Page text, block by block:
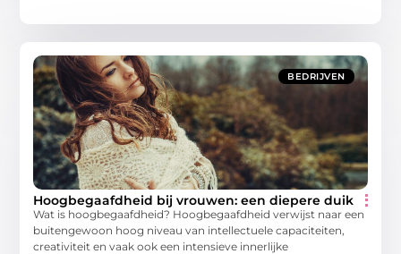
BEDRIJVEN
Hoogbegaafdheid bij vrouwen: een diepere duik
Wat is hoogbegaafdheid? Hoogbegaafdheid verwijst naar een
buitengewoon hoog niveau van intellectuele capaciteiten,
creativiteit en vaak ook een intensieve innerlijke